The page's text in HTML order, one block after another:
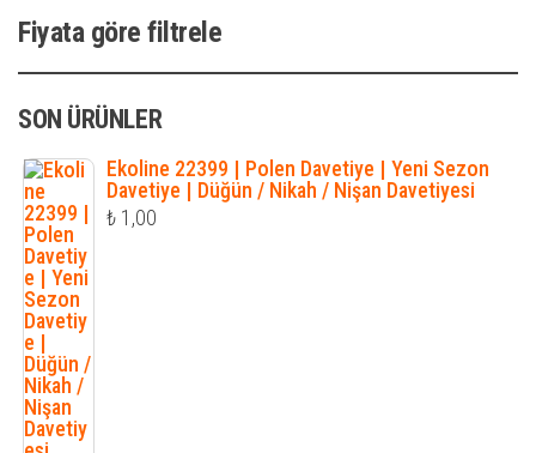
Fiyata göre filtrele
SON ÜRÜNLER
Ekoline 22399 | Polen Davetiye | Yeni Sezon
Davetiye | Düğün / Nikah / Nişan Davetiyesi
₺ 1,00